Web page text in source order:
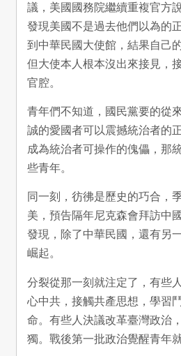
議，美國國務院繼續重複官方
發現美國不是過去他們以為的
到中華民國大使館，結果自己
但大使本人根本沒出來接見，
官腔。
青年們不知道，國民黨要的從
誠的愛國者可以震撼統治者的
成為統治者可操作的傀儡，那
些青年。
同一刻，彷彿是歷史的巧合，
美，預告隔年尼克森會拜訪中
發現，除了中華民國，還有另
崛起。
分裂從那一刻就注定了，有些
心中共，接觸共產思想，學習
命。有些人決議改革臺灣政治
獨。戰後第一批政治覺醒青年